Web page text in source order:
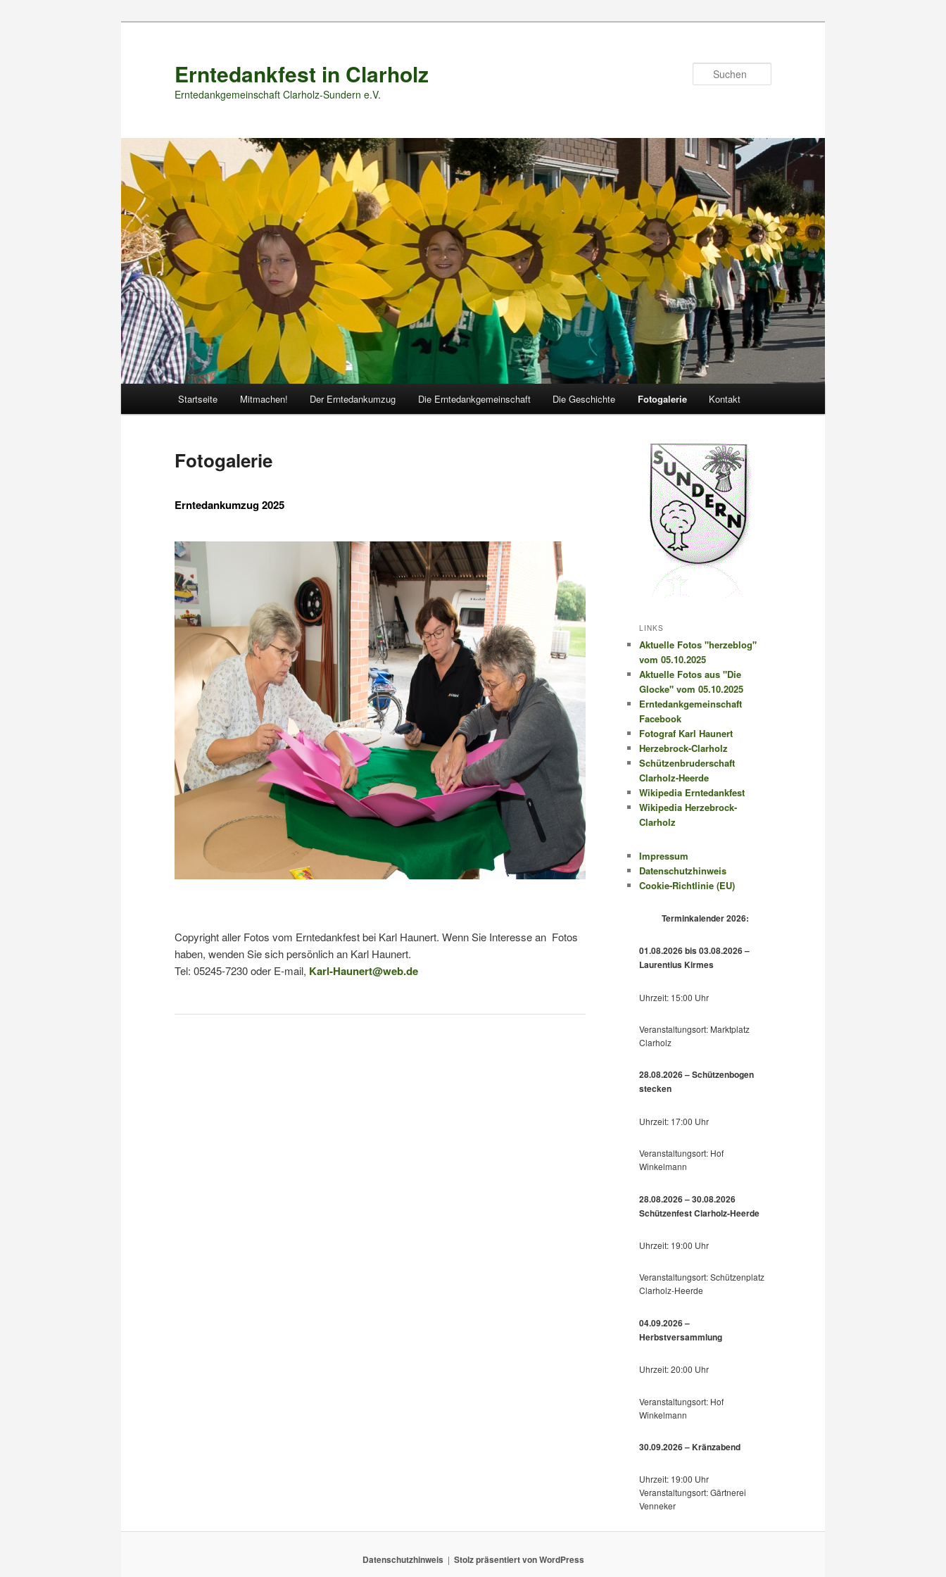
Erntedankfest in Clarholz
Erntedankgemeinschaft Clarholz-Sundern e.V.
Startseite Mitmachen! Der Erntedankumzug Die Erntedankgemeinschaft Die Geschichte Fotogalerie Kontakt
Fotogalerie
Erntedankumzug 2025
Copyright aller Fotos vom Erntedankfest bei Karl Haunert. Wenn Sie Interesse an Fotos
haben, wenden Sie sich persönlich an Karl Haunert.
Tel: 05245-7230 oder E-mail, Karl-Haunert@web.de
LINKS
Aktuelle Fotos "herzeblog"
vom 05.10.2025
Aktuelle Fotos aus "Die
Glocke" vom 05.10.2025
Erntedankgemeinschaft
Facebook
Fotograf Karl Haunert
Herzebrock-Clarholz
Schützenbruderschaft
Clarholz-Heerde
Wikipedia Erntedankfest
Wikipedia Herzebrock-
Clarholz
Impressum
Datenschutzhinweis
Cookie-Richtlinie (EU)
Terminkalender 2026:
01.08.2026 bis 03.08.2026 –
Laurentius Kirmes
Uhrzeit: 15:00 Uhr
Veranstaltungsort: Marktplatz
Clarholz
28.08.2026 – Schützenbogen
stecken
Uhrzeit: 17:00 Uhr
Veranstaltungsort: Hof
Winkelmann
28.08.2026 – 30.08.2026
Schützenfest Clarholz-Heerde
Uhrzeit: 19:00 Uhr
Veranstaltungsort: Schützenplatz
Clarholz-Heerde
04.09.2026 –
Herbstversammlung
Uhrzeit: 20:00 Uhr
Veranstaltungsort: Hof
Winkelmann
30.09.2026 – Kränzabend
Uhrzeit: 19:00 Uhr
Veranstaltungsort: Gärtnerei
Venneker
Datenschutzhinweis Stolz präsentiert von WordPress